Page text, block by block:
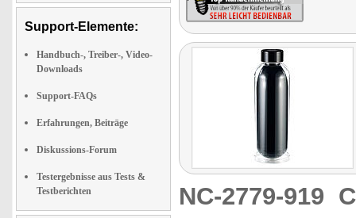
Support-Elemente:
Handbuch-, Treiber-, Video-
Downloads
Support-FAQs
Erfahrungen, Beiträge
Diskussions-Forum
Testergebnisse aus Tests &
Testberichten
NC-2779-919